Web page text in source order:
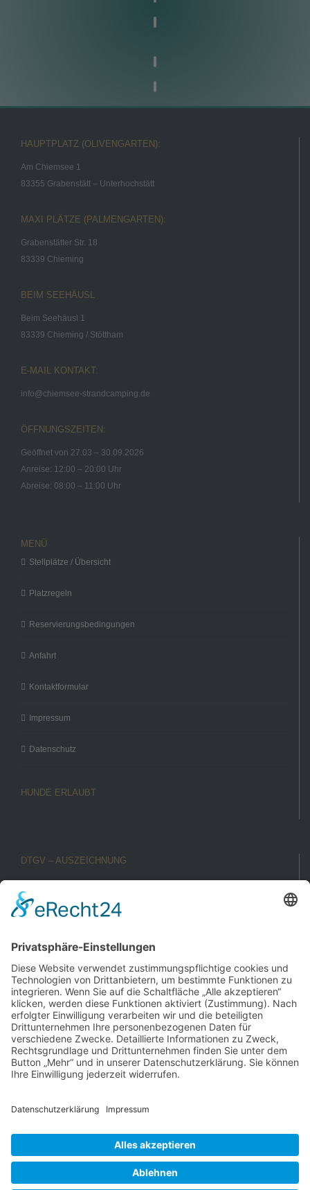
HAUPTPLATZ (OLIVENGARTEN):
Am Chiemsee 1
83355 Grabenstätt – Unterhochstätt
MAXI PLÄTZE (PALMENGARTEN):
Grabenstätter Str. 18
83339 Chieming
BEIM SEEHÄUSL
Beim Seehäusl 1
83339 Chieming / Stöttham
E-MAIL KONTAKT:
info@chiemsee-strandcamping.de
ÖFFNUNGSZEITEN:
Geöffnet von 27.03 – 30.09.2026
Anreise: 12:00 – 20:00 Uhr
Abreise: 08:00 – 11:00 Uhr
MENÜ
Stellplätze / Übersicht
Platzregeln
Reservierungsbedingungen
Anfahrt
Kontaktformular
Impressum
Datenschutz
HUNDE ERLAUBT
DTGV – AUSZEICHNUNG
ZELT.ORG
CAMPSITE AWARD
2026 | by Chiemsee Strandcamping
Rights Reserved | Webdesign bycso24.de|Cookie-